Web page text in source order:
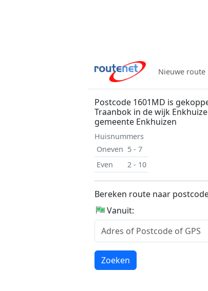
Nieuwe route
Postcode 1601MD is
Traanbok in de wijk
gemeente Enkhuizen
Huisnummers
Oneven 5 - 7
Even
2 - 10
Bereken route naar
Vanuit:
Laden...
Zoeken